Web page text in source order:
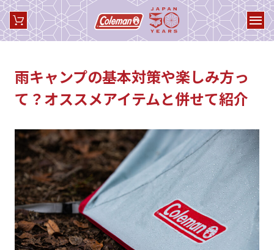
雨キャンプの基本対策や楽しみ方っ
て？オススメアイテムと併せて紹介